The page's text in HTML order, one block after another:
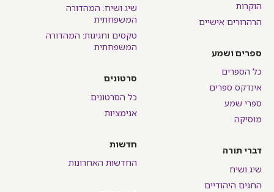
הוקרות
הרהרורים אישיים
ספרים ושמע
כל הספרים
אינדקס ספרים
ספרי שמע
מוסיקה
דברי תורה
שיג ושיח
החגים היהודיים
שיג ושיח: המהדורה
המשפחתית
טקסים וחגיגות: המהדורה
המשפחתית
סרטונים
כל הסרטונים
אנימציות
חדשות
החדשות האחרונות